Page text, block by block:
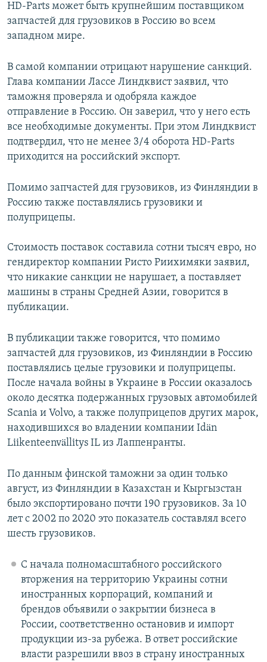
HD-Parts может быть крупнейшим поставщиком
запчастей для грузовиков в Россию во всем
западном мире.
В самой компании отрицают нарушение санкций.
Глава компании Лассе Линдквист заявил, что
таможня проверяла и одобряла каждое
отправление в Россию. Он заверил, что у него есть
все необходимые документы. При этом Линдквист
подтвердил, что не менее 3/4 оборота HD-Parts
приходится на российский экспорт.
Помимо запчастей для грузовиков, из Финляндии в
Россию также поставлялись грузовики и
полуприцепы.
Стоимость поставок составила сотни тысяч евро, но
гендиректор компании Ристо Риихимяки заявил,
что никакие санкции не нарушает, а поставляет
машины в страны Средней Азии, говорится в
публикации.
В публикации также говорится, что помимо
запчастей для грузовиков, из Финляндии в Россию
поставлялись целые грузовики и полуприцепы.
После начала войны в Украине в России оказалось
около десятка подержанных грузовых автомобилей
Scania и Volvo, а также полуприцепов других марок,
находившихся во владении компании Idän
Liikenteenvällitys IL из Лаппенранты.
По данным финской таможни за один только
август, из Финляндии в Казахстан и Кыргызстан
было экспортировано почти 190 грузовиков. За 10
лет с 2002 по 2020 это показатель составлял всего
шесть грузовиков.
С начала полномасштабного российского
вторжения на территорию Украины сотни
иностранных корпораций, компаний и
брендов объявили о закрытии бизнеса в
России, соответственно остановив и импорт
продукции из-за рубежа. В ответ российские
власти разрешили ввоз в страну иностранных